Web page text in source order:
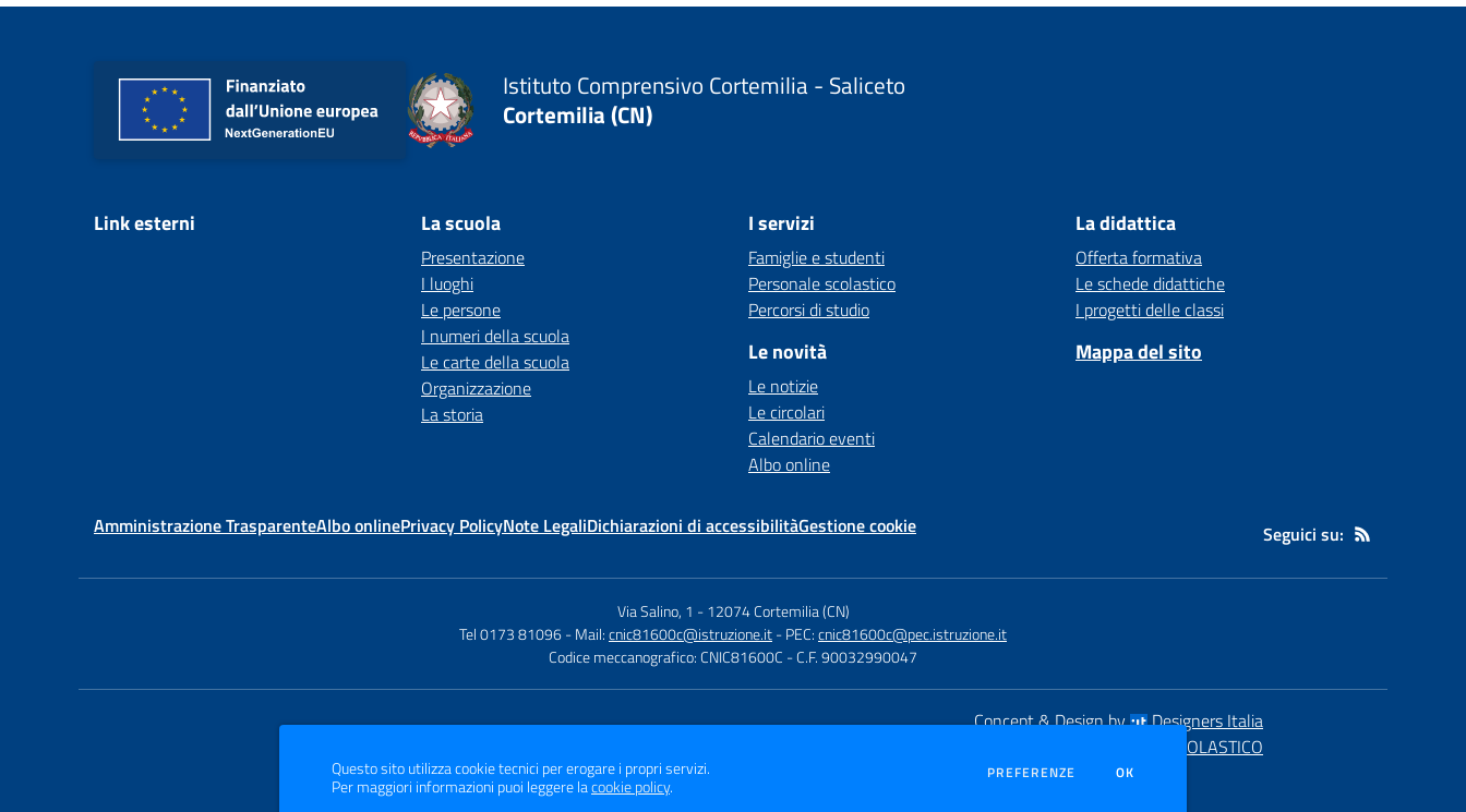
Istituto Comprensivo Cortemilia - Saliceto
Cortemilia (CN)
Link esterni La scuola
Presentazione
I luoghi
Le persone
I numeri della scuola
Le carte della scuola
Organizzazione
La storia
I servizi
Famiglie e studenti
Personale scolastico
Percorsi di studio
Le novità
Le notizie
Le circolari
Calendario eventi
Albo online
La didattica
Offerta formativa
Le schede didattiche
I progetti delle classi
Mappa del sito
Amministrazione TrasparenteAlbo onlinePrivacy PolicyNote LegaliDichiarazioni di accessibilitàGestione cookie Seguici su:
Via Salino, 1 -12074 Cortemilia (CN)
Tel 0173 81096- Mail:cnic81600c@istruzione.it- PEC:cnic81600c@pec.istruzione.it
Codice meccanografico: CNIC81600C - C.F. 90032990047
Concept & Design by
Designers Italia
SCUOLASTICO
Questo sito utilizza cookie tecnici per erogare i propri servizi.
Per maggiori informazioni puoi leggere lacookie policy.
PREFERENZE DEI COOKIE
OK